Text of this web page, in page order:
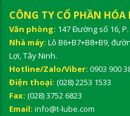
CÔNG TY CỔ PHẦN HÓA
Văn phòng: 147 Đường số 16, P.
Nhà máy: Lô B6+B7+B8+B9,
Lợi, Tây Ninh.
Hotline/Zalo/Viber: 0903 900
Điện thoại: (028) 2253 1533
Fax: (028) 3752 6823
Email: info@t-lube.com